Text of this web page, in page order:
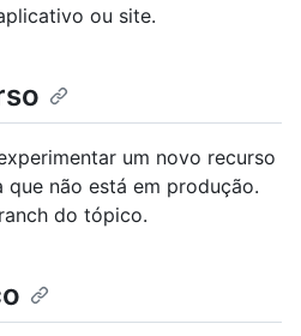
ou site.
um novo recurso
não está em produção.
do tópico.